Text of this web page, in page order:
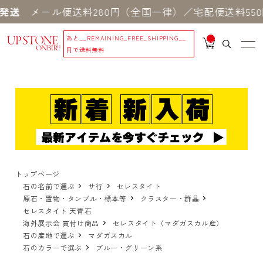
ル便送料280円（全国一律）／宅配便送料550円 ※
あと
__REMAINING_FREE_SHIPPING__
円で送料無料
__
IT
_
トップページ
石の名前で選ぶ
サ行
セレスタイト
原石・置物・タンブル・標本等
クラスター・群晶
セレスタイト 天青石
海外展示会 買付け商品
セレスタイト（マダガスカル産）
石の産地で選ぶ
マダガスカル
石のカラーで選ぶ
ブルー・グリーン系